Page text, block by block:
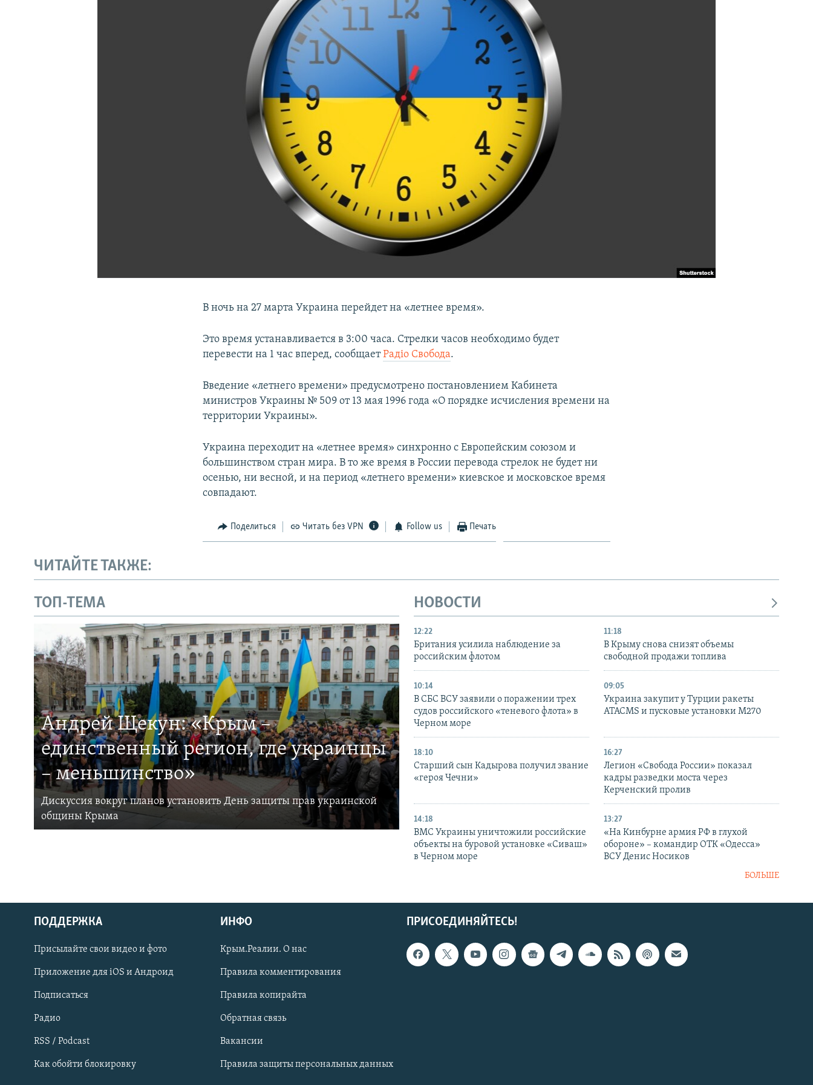
Українською
Qırımtatar
ПРИСОЕДИНЯЙТЕСЬ!
В ночь на 27 марта Украина перейдет на «летнее время».
Это время устанавливается в 3:00 часа. Стрелки часов необходимо будет
перевести на 1 час вперед, сообщаетРадіо Свобода.
Введение «летнего времени» предусмотрено постановлением Кабинета
министров Украины № 509 от 13 мая 1996 года «О порядке исчисления времени на
территории Украины».
Украина переходит на «летнее время» синхронно с Европейским союзом и
большинством стран мира. В то же время в России перевода стрелок не будет ни
осенью, ни весной, и на период «летнего времени» киевское и московское время
совпадают.
Поделиться Читать без VPN Follow us Печать
ЧИТАЙТЕ ТАКЖЕ:
ТОП-ТЕМА
Андрей Щекун: «Крым –
единственный регион, где украинцы
– меньшинство»
Дискуссия вокруг планов установить День защиты прав украинской
общины Крыма
НОВОСТИ
12:22
Британия усилила наблюдение за
российским флотом
11:18
В Крыму снова снизят объемы
свободной продажи топлива
10:14
В СБС ВСУ заявили о поражении трех
судов российского «теневого флота» в
Черном море
09:05
Украина закупит у Турции ракеты
ATACMS и пусковые установки M270
18:10
Старший сын Кадырова получил звание
«героя Чечни»
16:27
Легион «Свобода России» показал
кадры разведки моста через
Керченский пролив
14:18
ВМС Украины уничтожили российские
объекты на буровой установке «Сиваш»
в Черном море
13:27
«На Кинбурне армия РФ в глухой
обороне» – командир ОТК «Одесса»
ВСУ Денис Носиков
БОЛЬШЕ
ПРИСОЕДИНЯЙТЕСЬ!
ПОДДЕРЖКА
Присылайте свои видео и фото
Приложение для iOS и Андроид
Подписаться
Радио
RSS / Podcast
Как обойти блокировку
ИНФО
Крым.Реалии. О нас
Правила комментирования
Правила копирайта
Обратная связь
Вакансии
Правила защиты персональных данных